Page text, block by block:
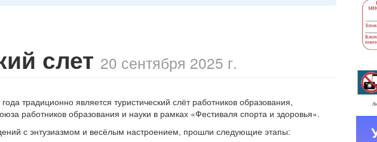
слет 20 сентября 2025 г.
традиционно является туристический слёт работников образования,
работников образования и науки в рамках «Фестиваля спорта и здоровья».
с энтузиазмом и весёлым настроением, прошли следующие этапы: